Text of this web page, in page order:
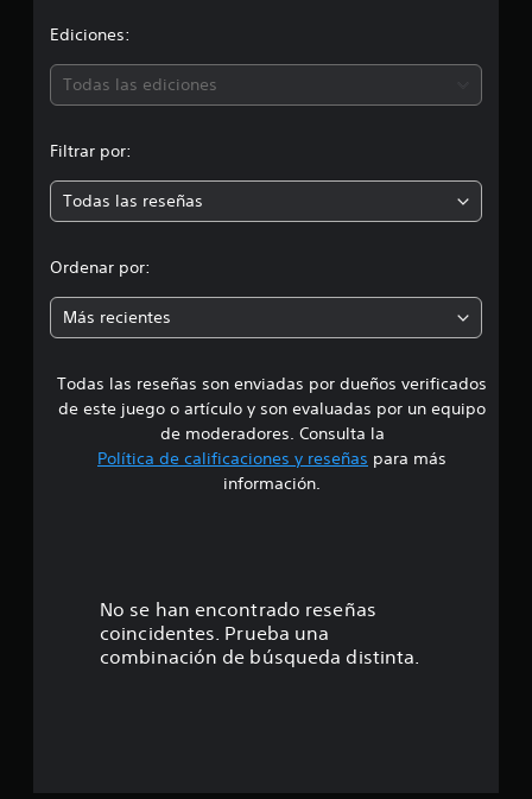
i
o
e
s
Ediciones:
Todas las ediciones
Filtrar por:
Todas las reseñas
Ordenar por:
Más recientes
Todas las reseñas son enviadas por dueños verificados
de este juego o artículo y son evaluadas por un equipo
de moderadores. Consulta la
Política de calificaciones y reseñas para más
información.
No se han encontrado reseñas
coincidentes. Prueba una
combinación de búsqueda distinta.